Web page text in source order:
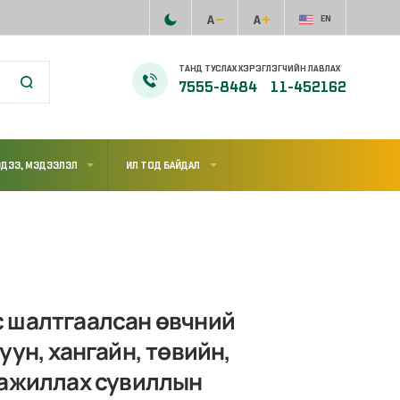
EN
ТАНД ТУСЛАХ ХЭРЭГЛЭГЧИЙН ЛАВЛАХ
7555-8484 11-452162
МЭДЭЭЛЭЛ ИЛ ТОД БАЙДАЛ
өвчний
хангайн, төвийн,
сувиллын